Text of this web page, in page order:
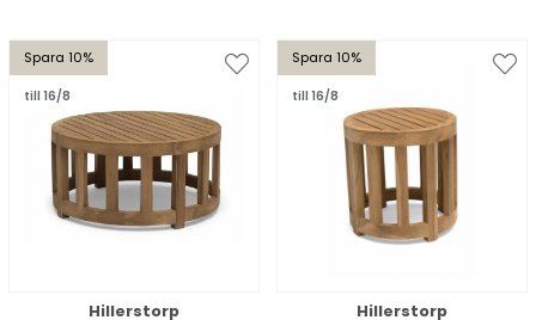
Spara 10%
till 16/8
Hillerstorp
Spara 10%
till 16/8
Hillerstorp